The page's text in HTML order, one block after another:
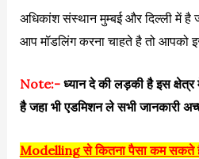
अधिकांश संस्थान मुम्बई और दिल्ली में है
आप मॉडलिंग करना चाहते है तो आपको
Note:-ध्यान दे की लड़की है इस
है जहा भी एडमिशन ले सभी जानकारी
Modelling से कितना पैसा कम सकते